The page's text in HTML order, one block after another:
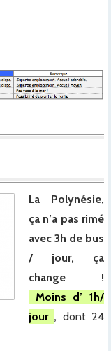
La Polynésie,
ça n’a pas rimé
avec 3h de bus
/ jour, ça
change !
Moins d’ 1h/
jour , dont 24